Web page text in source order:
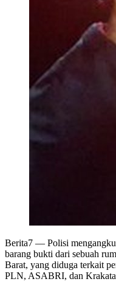
Berita7 — Polisi
barang bukti dari sebuah
Barat, yang diduga terkait
PLN, ASABRI, dan